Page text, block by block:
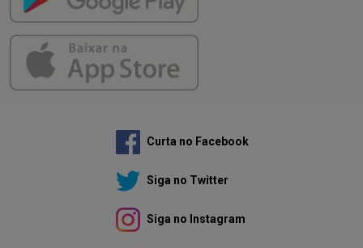
Curta no Facebook
Siga no Twitter
Siga no Instagram